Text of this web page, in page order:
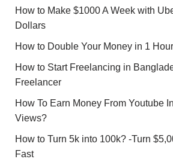
How to Make $1000 A Week with
Dollars
How to Double Your Money in 1
How to Start Freelancing in
Freelancer
How To Earn Money From Youtube
Views?
How to Turn 5k into 100k? -Turn
Fast